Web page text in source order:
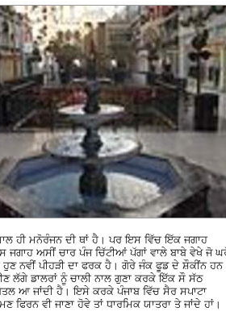
ਹੀ ਮਨੋਰੰਜਨ ਦੀ ਥਾਂ ਹੈ। ਪਰ ਇਸ ਵਿੱਚ ਇੱਕ ਜਗਾਹ
ਅਸੀਂ ਚਾਰ ਪੰਜ ਚਿੱਟੀਆਂ ਪੱਗਾਂ ਵਾਲੇ ਬਾਬੇ ਵੇਖੇ ਜੋ
ਨਵੀਂ ਪੀਹੜੀ ਦਾ ਫਰਕ ਹੈ। ਗੋਰੇ ਜੰਕ ਫੂਡ ਦੇ ਸ਼ੌਕੀਂਨ
ਲੱਗੇ ਡਾਲਰਾਂ ਨੂੰ ਚਾਲੀ ਨਾਲ ਗੁਣਾ ਕਰਕੇ ਇੱਕ ਸੌ ਸੱਠ
ਆ ਜਾਂਦੀ ਹੈ। ਇਸੇ ਕਰਕੇ ਪੰਜਾਬ ਵਿੱਚ ਸੈਰ ਸਪਾਟਾ
ਵੀ ਜਾਣਾ ਹੋਵੇ ਤਾਂ ਧਾਰਮਿਕ ਯਾਤਰਾ ਤੇ ਜਾਂਦੇ ਹਾਂ।